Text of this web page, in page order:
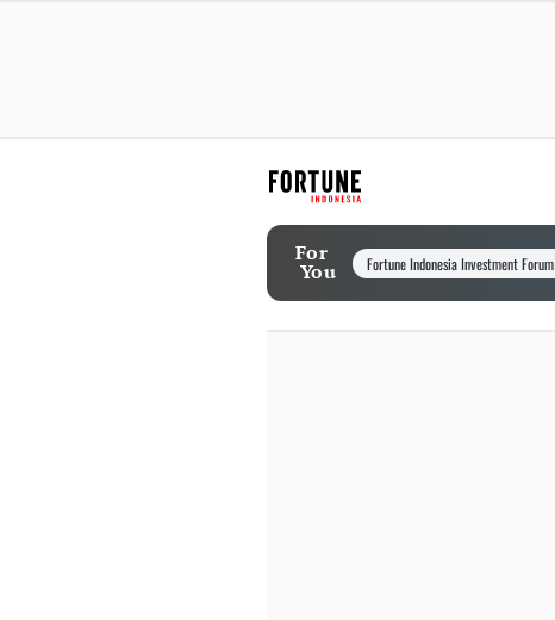
For
You Fortune Indonesia Investment Forum